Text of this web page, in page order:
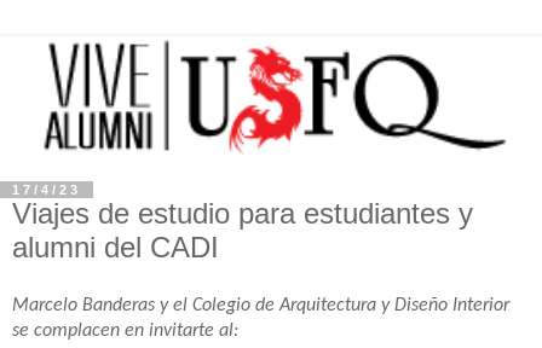
17/4/23
Viajes de estudio para estudiantes y
alumni del CADI
Marcelo Banderas y el Colegio de Arquitectura y Diseño Interior
se complacen en invitarte al: